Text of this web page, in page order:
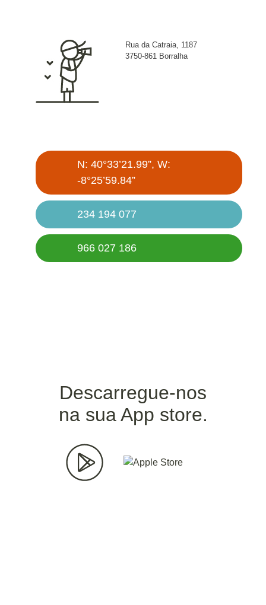
Rua da Catraia, 1187
3750-861 Borralha
N: 40°33’21.99”, W:
-8°25’59.84”
234 194 077
966 027 186
Descarregue-nos
na sua App store.